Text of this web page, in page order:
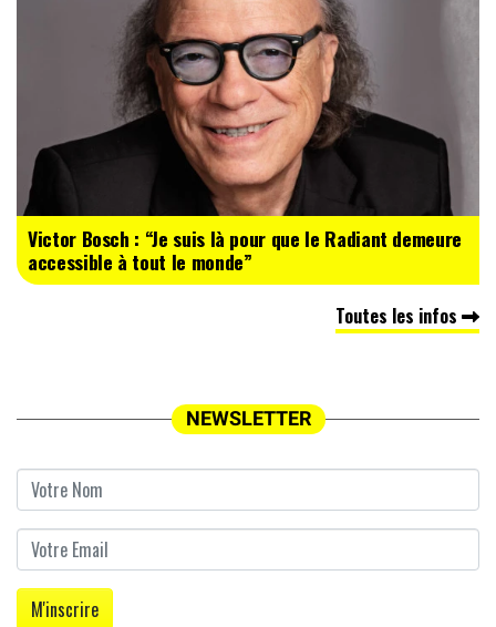
Victor Bosch : “Je suis là pour que le Radiant demeure
accessible à tout le monde”
Toutes les infos
NEWSLETTER